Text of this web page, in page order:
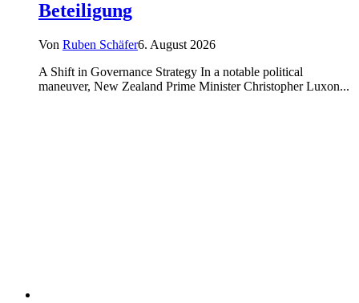
Beteiligung
Von Ruben Schäfer6. August 2026
A Shift in Governance Strategy In a notable political
maneuver, New Zealand Prime Minister Christopher Luxon...